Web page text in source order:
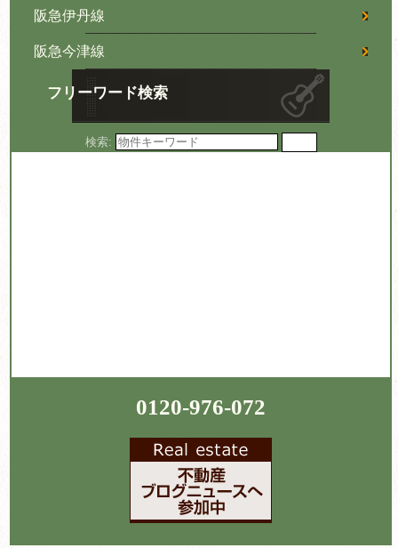
阪急伊丹線
阪急今津線
フリーワード検索
検索:
0120-976-072